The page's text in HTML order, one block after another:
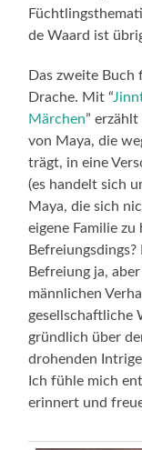
de Waard ist
Das zweite Buch
Drache. Mit “
Märchen”
von Maya, die
trägt, in eine
(es handelt sich
Maya, die sich
eigene Familie
Befreiung ja,
männlichen
gesellschaftliche
gründlich über
drohenden
Ich fühle mich
erinnert und